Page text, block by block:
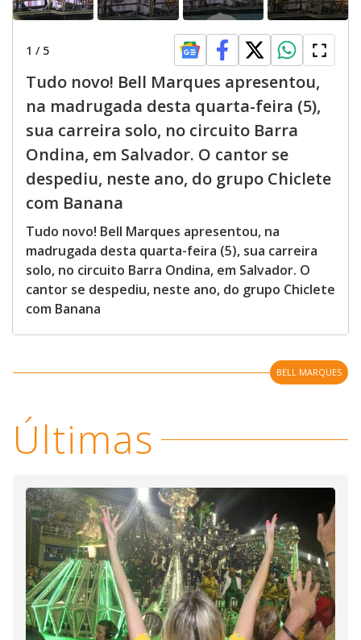
1 / 5
Tudo novo! Bell Marques apresentou,
na madrugada desta quarta-feira (5),
sua carreira solo, no circuito Barra
Ondina, em Salvador. O cantor se
despediu, neste ano, do grupo Chiclete
com Banana
Tudo novo! Bell Marques apresentou, na
madrugada desta quarta-feira (5), sua carreira
solo, no circuito Barra Ondina, em Salvador. O
cantor se despediu, neste ano, do grupo Chiclete
com Banana
BELL MARQUES
Últimas